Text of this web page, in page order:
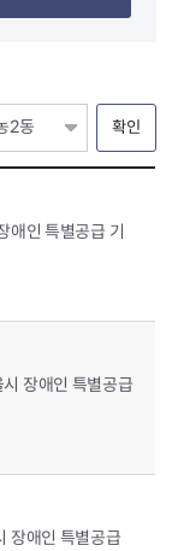
확인
애인 특별공급 기
장애인 특별공급
장애인 특별공급